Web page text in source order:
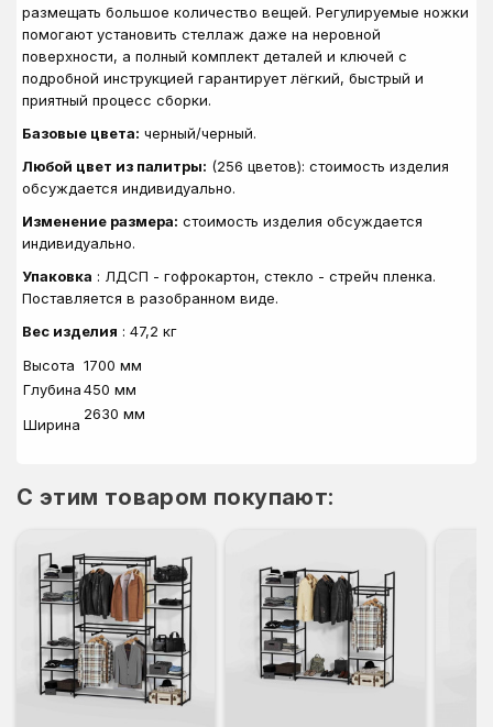
размещать большое количество вещей. Регулируемые ножки
помогают установить стеллаж даже на неровной
поверхности, а полный комплект деталей и ключей с
подробной инструкцией гарантирует лёгкий, быстрый и
приятный процесс сборки.
Базовые цвета: черный/черный.
Любой цвет из палитры: (256 цветов): стоимость изделия
обсуждается индивидуально.
Изменение размера: стоимость изделия обсуждается
индивидуально.
Упаковка : ЛДСП - гофрокартон, стекло - стрейч пленка.
Поставляется в разобранном виде.
Вес изделия : 47,2 кг
Высота 1700 мм
Глубина450 мм
Ширина
2630 мм
C этим товаром покупают: